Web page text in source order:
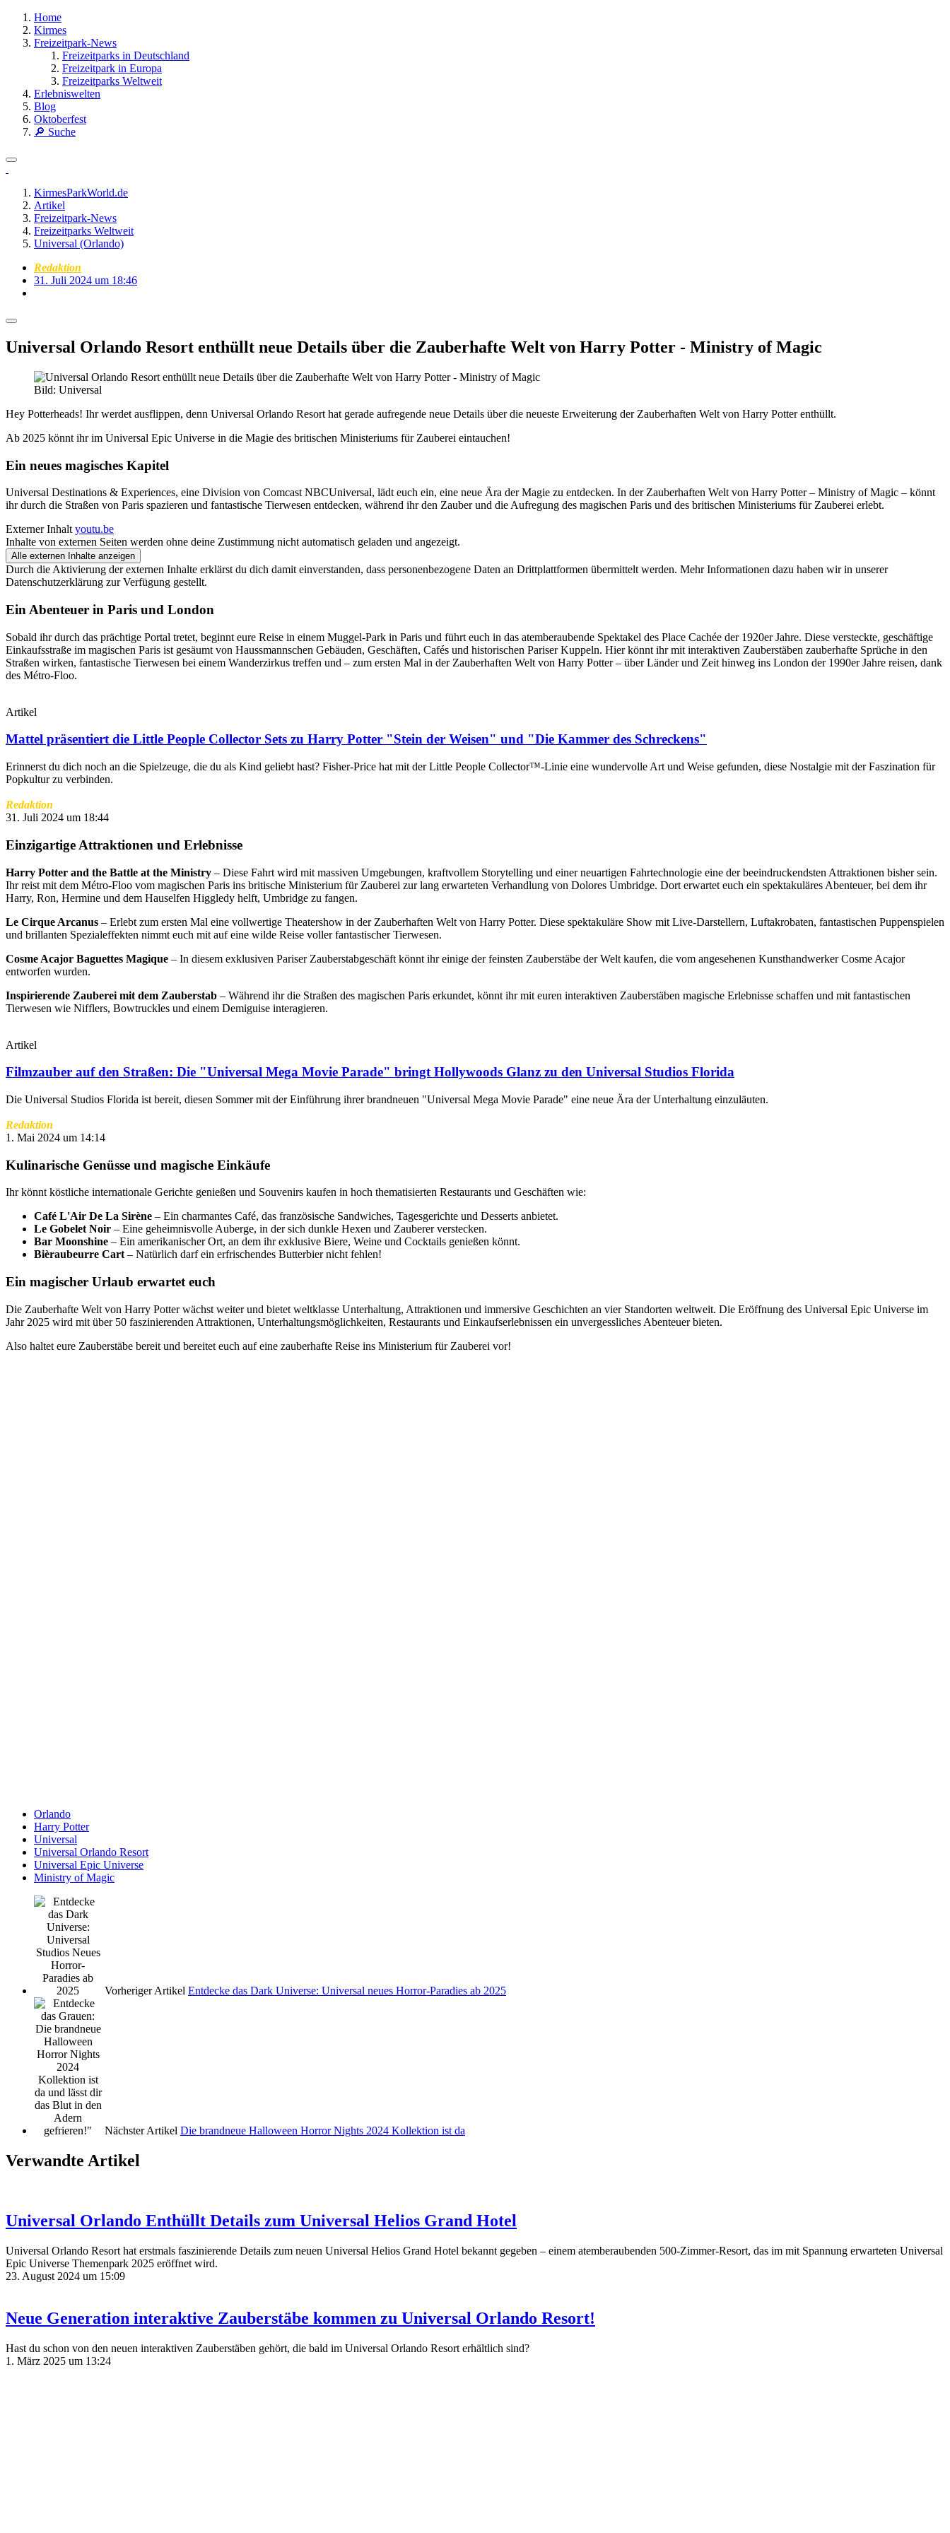
Home
Kirmes
Freizeitpark-News
Freizeitparks in Deutschland
Freizeitpark in Europa
Freizeitparks Weltweit
Erlebniswelten
Blog
Oktoberfest
🔎 Suche
KirmesParkWorld.de
Artikel
Freizeitpark-News
Freizeitparks Weltweit
Universal (Orlando)
Redaktion
31. Juli 2024 um 18:46
Universal Orlando Resort enthüllt neue Details über die Zauberhafte Welt von Harry Potter - Ministry of Magic
Bild: Universal
Hey Potterheads! Ihr werdet ausflippen, denn Universal Orlando Resort hat gerade aufregende neue Details über die neueste Erweiterung der Zauberhaften Welt von Harry Potter enthüllt.
Ab 2025 könnt ihr im Universal Epic Universe in die Magie des britischen Ministeriums für Zauberei eintauchen!
Ein neues magisches Kapitel
Universal Destinations & Experiences, eine Division von Comcast NBCUniversal, lädt euch ein, eine neue Ära der Magie zu entdecken. In der Zauberhaften Welt von Harry Potter – Ministry of Magic – könnt
ihr durch die Straßen von Paris spazieren und fantastische Tierwesen entdecken, während ihr den Zauber und die Aufregung des magischen Paris und des britischen Ministeriums für Zauberei erlebt.
Externer Inhalt youtu.be
Inhalte von externen Seiten werden ohne deine Zustimmung nicht automatisch geladen und angezeigt.
Alle externen Inhalte anzeigen
Durch die Aktivierung der externen Inhalte erklärst du dich damit einverstanden, dass personenbezogene Daten an Drittplattformen übermittelt werden. Mehr Informationen dazu haben wir in unserer
Datenschutzerklärung zur Verfügung gestellt.
Ein Abenteuer in Paris und London
Sobald ihr durch das prächtige Portal tretet, beginnt eure Reise in einem Muggel-Park in Paris und führt euch in das atemberaubende Spektakel des Place Cachée der 1920er Jahre. Diese versteckte, geschäftige
Einkaufsstraße im magischen Paris ist gesäumt von Haussmannschen Gebäuden, Geschäften, Cafés und historischen Pariser Kuppeln. Hier könnt ihr mit interaktiven Zauberstäben zauberhafte Sprüche in den
Straßen wirken, fantastische Tierwesen bei einem Wanderzirkus treffen und – zum ersten Mal in der Zauberhaften Welt von Harry Potter – über Länder und Zeit hinweg ins London der 1990er Jahre reisen, dank
des Métro-Floo.
Artikel
Mattel präsentiert die Little People Collector Sets zu Harry Potter "Stein der Weisen" und "Die Kammer des Schreckens"
Erinnerst du dich noch an die Spielzeuge, die du als Kind geliebt hast? Fisher-Price hat mit der Little People Collector™-Linie eine wundervolle Art und Weise gefunden, diese Nostalgie mit der Faszination für
Popkultur zu verbinden.
Redaktion
31. Juli 2024 um 18:44
Einzigartige Attraktionen und Erlebnisse
Harry Potter and the Battle at the Ministry – Diese Fahrt wird mit massiven Umgebungen, kraftvollem Storytelling und einer neuartigen Fahrtechnologie eine der beeindruckendsten Attraktionen bisher sein.
Ihr reist mit dem Métro-Floo vom magischen Paris ins britische Ministerium für Zauberei zur lang erwarteten Verhandlung von Dolores Umbridge. Dort erwartet euch ein spektakuläres Abenteuer, bei dem ihr
Harry, Ron, Hermine und dem Hauselfen Higgledy helft, Umbridge zu fangen.
Le Cirque Arcanus – Erlebt zum ersten Mal eine vollwertige Theatershow in der Zauberhaften Welt von Harry Potter. Diese spektakuläre Show mit Live-Darstellern, Luftakrobaten, fantastischen Puppenspielen
und brillanten Spezialeffekten nimmt euch mit auf eine wilde Reise voller fantastischer Tierwesen.
Cosme Acajor Baguettes Magique – In diesem exklusiven Pariser Zauberstabgeschäft könnt ihr einige der feinsten Zauberstäbe der Welt kaufen, die vom angesehenen Kunsthandwerker Cosme Acajor
entworfen wurden.
Inspirierende Zauberei mit dem Zauberstab – Während ihr die Straßen des magischen Paris erkundet, könnt ihr mit euren interaktiven Zauberstäben magische Erlebnisse schaffen und mit fantastischen
Tierwesen wie Nifflers, Bowtruckles und einem Demiguise interagieren.
Artikel
Filmzauber auf den Straßen: Die "Universal Mega Movie Parade" bringt Hollywoods Glanz zu den Universal Studios Florida
Die Universal Studios Florida ist bereit, diesen Sommer mit der Einführung ihrer brandneuen "Universal Mega Movie Parade" eine neue Ära der Unterhaltung einzuläuten.
Redaktion
1. Mai 2024 um 14:14
Kulinarische Genüsse und magische Einkäufe
Ihr könnt köstliche internationale Gerichte genießen und Souvenirs kaufen in hoch thematisierten Restaurants und Geschäften wie:
Café L'Air De La Sirène – Ein charmantes Café, das französische Sandwiches, Tagesgerichte und Desserts anbietet.
Le Gobelet Noir – Eine geheimnisvolle Auberge, in der sich dunkle Hexen und Zauberer verstecken.
Bar Moonshine – Ein amerikanischer Ort, an dem ihr exklusive Biere, Weine und Cocktails genießen könnt.
Bièraubeurre Cart– Natürlich darf ein erfrischendes Butterbier nicht fehlen!
Ein magischer Urlaub erwartet euch
Die Zauberhafte Welt von Harry Potter wächst weiter und bietet weltklasse Unterhaltung, Attraktionen und immersive Geschichten an vier Standorten weltweit. Die Eröffnung des Universal Epic Universe im
Jahr 2025 wird mit über 50 faszinierenden Attraktionen, Unterhaltungsmöglichkeiten, Restaurants und Einkaufserlebnissen ein unvergessliches Abenteuer bieten.
Also haltet eure Zauberstäbe bereit und bereitet euch auf eine zauberhafte Reise ins Ministerium für Zauberei vor!
Orlando
Harry Potter
Universal
Universal Orlando Resort
Universal Epic Universe
Ministry of Magic
Vorheriger Artikel Entdecke das Dark Universe: Universal neues Horror-Paradies ab 2025
Nächster Artikel Die brandneue Halloween Horror Nights 2024 Kollektion ist da
Verwandte Artikel
Universal Orlando Enthüllt Details zum Universal Helios Grand Hotel
Universal Orlando Resort hat erstmals faszinierende Details zum neuen Universal Helios Grand Hotel bekannt gegeben – einem atemberaubenden 500-Zimmer-Resort, das im mit Spannung erwarteten Universal
Epic Universe Themenpark 2025 eröffnet wird.
23. August 2024 um 15:09
Neue Generation interaktive Zauberstäbe kommen zu Universal Orlando Resort!
Hast du schon von den neuen interaktiven Zauberstäben gehört, die bald im Universal Orlando Resort erhältlich sind?
1. März 2025 um 13:24